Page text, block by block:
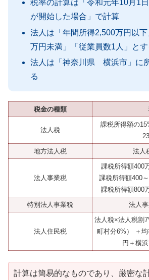
税率の計算は「令和元年10月1
が開始した場合」で計算
法人は「年間所得2,500万円以
万円未満」「従業員数1人」とす
法人は「神奈川県 横浜市」に
る
税金の種類
法人税
課税所得額の
地方法人税
法人
法人事業税
課税所得額400
課税所得額400
課税所得額800
特別法人事業税
法人
法人住民税
法人税×法人税割
町村分6%） ＋
円＋横浜
計算は簡易的なものであり、厳密な